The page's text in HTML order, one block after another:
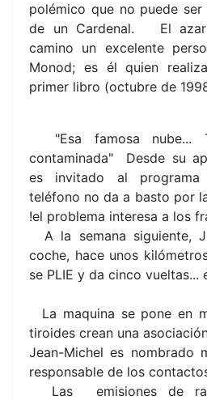
polémico que no puede
de un Cardenal. El
camino un excelente
Monod; es él quien
primer libro (octubre de
"Esa famosa nube...
contaminada" Desde su
es invitado al programa
teléfono no da a basto por
!el problema interesa a los
A la semana siguiente,
coche, hace unos
se PLIE y da cinco vueltas...
La maquina se pone en
tiroides crean una
Jean-Michel es nombrado
responsable de los
Las emisiones de